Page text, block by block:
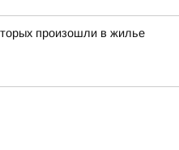
произошли в жилье